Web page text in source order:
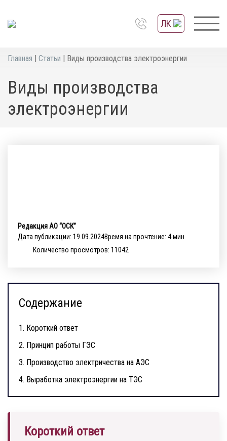
ЛК
Главная | Статьи | Виды производства электроэнергии
Виды производства
электроэнергии
Редакция АО “ОСК”
Дата публикации: 19.09.2024Время на прочтение: 4 мин
Количество просмотров: 11042
Содержание
1. Короткий ответ
2. Принцип работы ГЭС
3. Производство электричества на АЭС
4. Выработка электроэнергии на ТЭС
Короткий ответ